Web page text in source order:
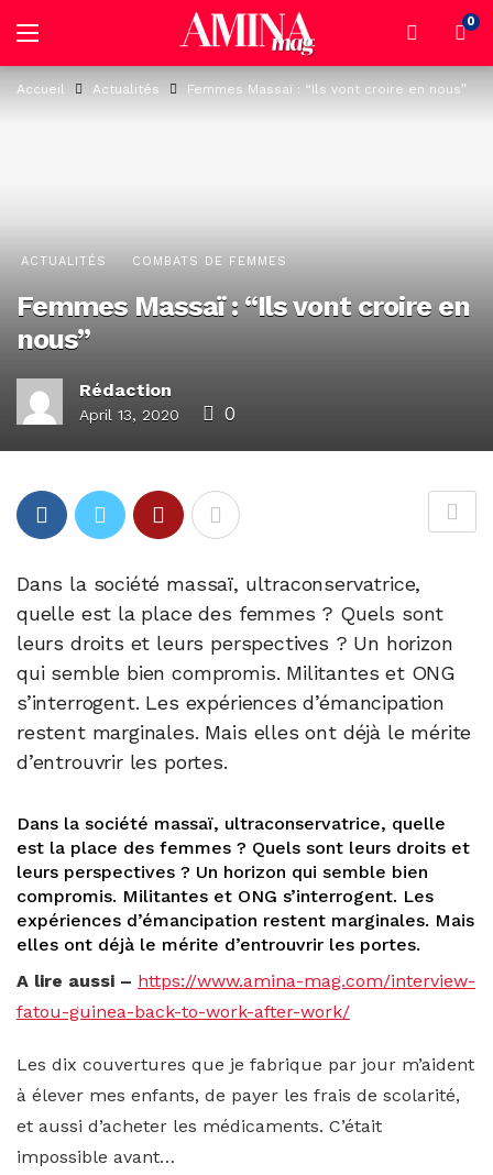
0
Accueil Actualités Femmes Massaï : “Ils vont croire en nous”
ACTUALITÉS COMBATS DE FEMMES
Femmes Massaï : “Ils vont croire en
nous”
Rédaction
April 13, 2020 0
Dans la société massaï, ultraconservatrice,
quelle est la place des femmes ? Quels sont
leurs droits et leurs perspectives ? Un horizon
qui semble bien compromis. Militantes et ONG
s’interrogent. Les expériences d’émancipation
restent marginales. Mais elles ont déjà le mérite
d’entrouvrir les portes.
Dans la société massaï, ultraconservatrice, quelle
est la place des femmes ? Quels sont leurs droits et
leurs perspectives ? Un horizon qui semble bien
compromis. Militantes et ONG s’interrogent. Les
expériences d’émancipation restent marginales. Mais
elles ont déjà le mérite d’entrouvrir les portes.
A lire aussi – https://www.amina-mag.com/interview-
fatou-guinea-back-to-work-after-work/
Les dix couvertures que je fabrique par jour m’aident
à élever mes enfants, de payer les frais de scolarité,
et aussi d’acheter les médicaments. C’était
impossible avant…